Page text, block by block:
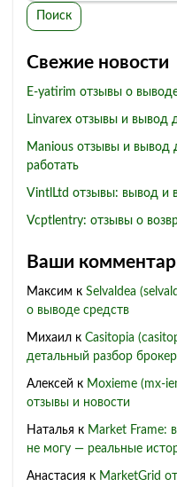
Поиск
Свежие новости
E-yatirim отзывы о
Linvarex отзывы и вывод
Manious отзывы и вывод
работать
VintlLtd отзывы: вывод и
Vcptlentry: отзывы о
Ваши
Максим к Selvaldea
о выводе средств
Михаил к Casitopia
детальный разбор
Алексей к Moxieme (mx-
отзывы и новости
Наталья к Market Frame:
не могу — реальные
Анастасия к MarketGrid